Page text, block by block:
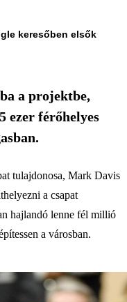
keresőben elsők
a projektbe,
ezer férőhelyes
tulajdonosa, Mark Davis
a csapat
hajlandó lenne fél millió
a városban.